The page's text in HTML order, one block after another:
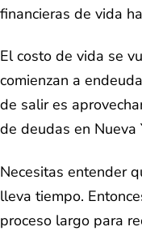
financieras de vida
El costo de vida se
comienzan a
de salir es
de deudas en Nueva
Necesitas entender
lleva tiempo.
proceso largo para